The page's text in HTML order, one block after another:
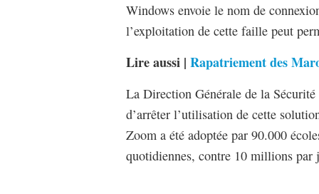
Windows envoie le nom de
l’exploitation de cette faille peut
Lire aussi | Rapatriement des
La Direction Générale de la
d’arrêter l’utilisation de cette
Zoom a été adoptée par 90.000
quotidiennes, contre 10 millions par